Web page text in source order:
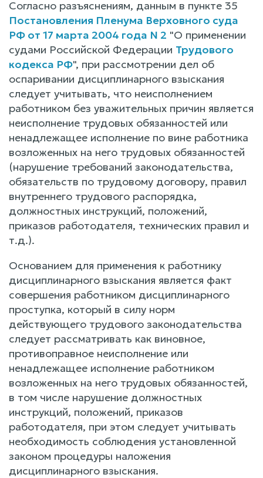
Согласно разъяснениям, данным в пункте 35
Постановления Пленума Верховного суда
РФ от 17 марта 2004 года N 2 "О применении
судами Российской Федерации Трудового
кодекса РФ", при рассмотрении дел об
оспаривании дисциплинарного взыскания
следует учитывать, что неисполнением
работником без уважительных причин является
неисполнение трудовых обязанностей или
ненадлежащее исполнение по вине работника
возложенных на него трудовых обязанностей
(нарушение требований законодательства,
обязательств по трудовому договору, правил
внутреннего трудового распорядка,
должностных инструкций, положений,
приказов работодателя, технических правил и
т.д.).
Основанием для применения к работнику
дисциплинарного взыскания является факт
совершения работником дисциплинарного
проступка, который в силу норм
действующего трудового законодательства
следует рассматривать как виновное,
противоправное неисполнение или
ненадлежащее исполнение работником
возложенных на него трудовых обязанностей,
в том числе нарушение должностных
инструкций, положений, приказов
работодателя, при этом следует учитывать
необходимость соблюдения установленной
законом процедуры наложения
дисциплинарного взыскания.